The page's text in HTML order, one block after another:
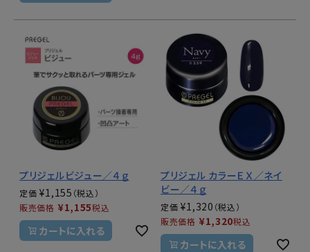
プリジェルビジュー／４ｇ
定価 ¥1,155
販売価格 ¥1,155税込
カートに入れる
プリジェル カラーＥＸ／ネイ
ビー／４ｇ
定価 ¥1,320
販売価格 ¥1,320税込
カートに入れる